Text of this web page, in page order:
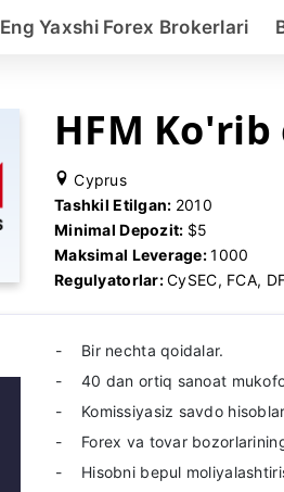
Eng Yaxshi Forex Brokerlari
HFM
Cyprus
Tashkil Etilgan: 2010
Minimal Depozit: $5
Maksimal Leverage:1000
Regulyatorlar:CySEC, FCA,
Bir nechta qoidalar.
40 dan ortiq sanoat
Komissiyasiz savdo
Forex va tovar
Hisobni bepul